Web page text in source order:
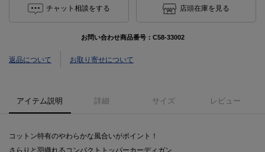
チャット相談をする 店頭在庫を見る
お問い合わせ商品番号： C58-33002
返品について お取り寄せについて
アイテム説明 詳細 サイズ レビュー
コットン特有のやわらかな風合いがポイント！
さらりと羽織れるコンパクトトッパーカーディガン